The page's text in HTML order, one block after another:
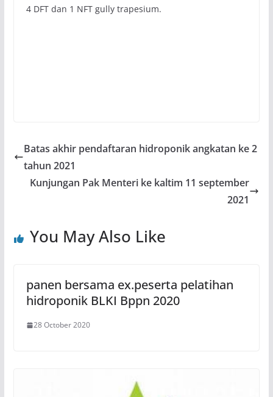
4 DFT dan 1 NFT gully trapesium.
Batas akhir pendaftaran hidroponik angkatan ke 2
tahun 2021
Kunjungan Pak Menteri ke kaltim 11 september
2021
You May Also Like
panen bersama ex.peserta pelatihan
hidroponik BLKI Bppn 2020
28 October 2020